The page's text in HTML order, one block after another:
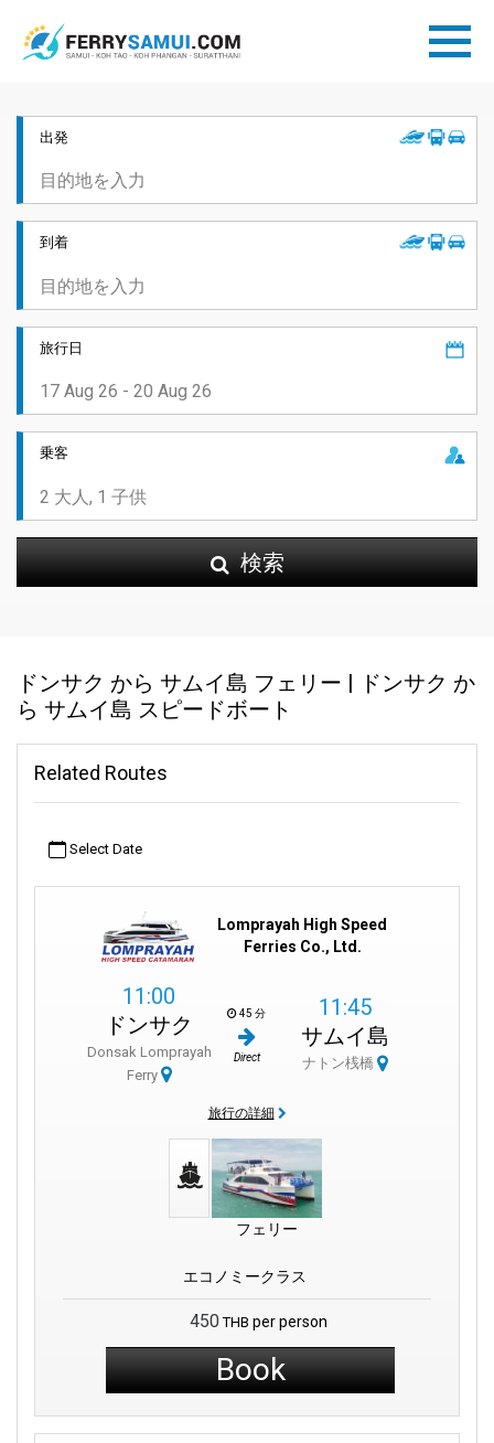
出発
到着
旅行日
乗客
検索
ドンサク から サムイ島 フェリー | ドンサク か
ら サムイ島 スピードボート
Related Routes
Select Date
Lomprayah High Speed
Ferries Co., Ltd.
11:00
ドンサク
Donsak Lomprayah
Ferry
45 分
Direct
11:45
サムイ島
ナトン桟橋
旅行の詳細
フェリー
エコノミークラス
450 THB per person
Book